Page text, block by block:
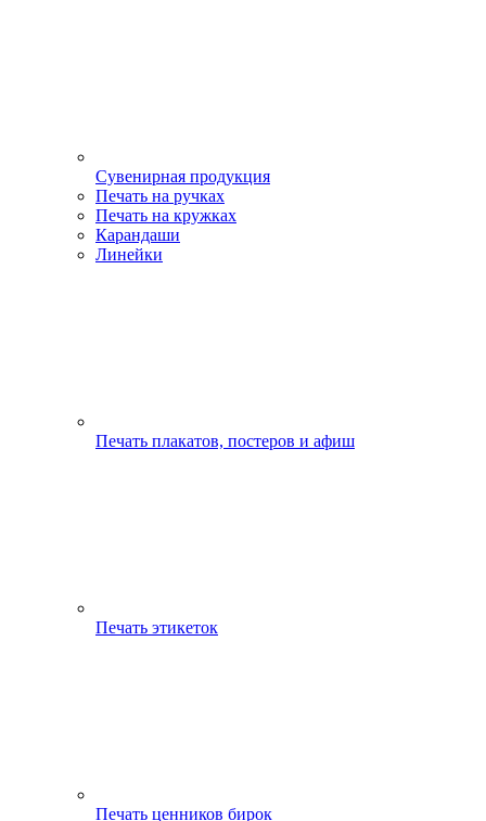
Сувенирная продукция
Печать на ручках
Печать на кружках
Карандаши
Линейки
Печать плакатов, постеров и афиш
Печать этикеток
Печать ценников бирок